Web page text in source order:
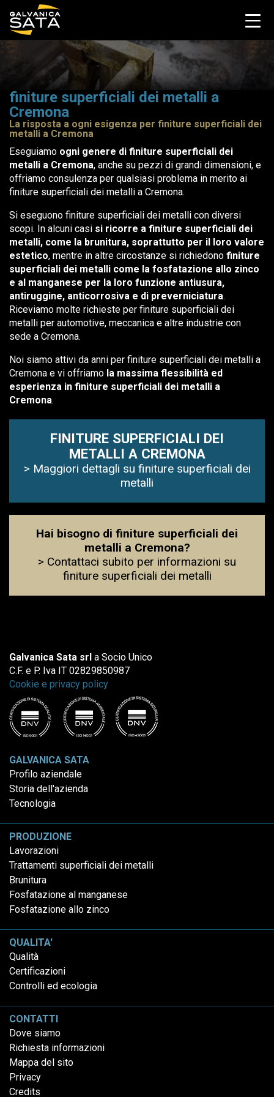
finiture superficiali dei metalli a
Cremona
La risposta a ogni esigenza per finiture superficiali dei
metalli a Cremona
Eseguiamo ogni genere di finiture superficiali dei
metalli a Cremona, anche su pezzi di grandi dimensioni, e
offriamo consulenza per qualsiasi problema in merito ai
finiture superficiali dei metalli a Cremona.
Si eseguono finiture superficiali dei metalli con diversi
scopi. In alcuni casi si ricorre a finiture superficiali dei
metalli, come la brunitura, soprattutto per il loro valore
estetico, mentre in altre circostanze si richiedono finiture
superficiali dei metalli come la fosfatazione allo zinco
e al manganese per la loro funzione antiusura,
antiruggine, anticorrosiva e di preverniciatura.
Riceviamo molte richieste per finiture superficiali dei
metalli per automotive, meccanica e altre industrie con
sede a Cremona.
Noi siamo attivi da anni per finiture superficiali dei metalli a
Cremona e vi offriamo la massima flessibilità ed
esperienza in finiture superficiali dei metalli a
Cremona.
FINITURE SUPERFICIALI DEI
METALLI A CREMONA
> Maggiori dettagli su finiture superficiali dei
metalli
Hai bisogno di finiture superficiali dei
metalli a Cremona?
> Contattaci subito per informazioni su
finiture superficiali dei metalli
Galvanica Sata srl a Socio Unico
C.F. e P. Iva IT 02829850987
Cookie e privacy policy
GALVANICA SATA
Profilo aziendale
Storia dell'azienda
Tecnologia
PRODUZIONE
Lavorazioni
Trattamenti superficiali dei metalli
Brunitura
Fosfatazione al manganese
Fosfatazione allo zinco
QUALITA'
Qualità
Certificazioni
Controlli ed ecologia
CONTATTI
Dove siamo
Richiesta informazioni
Mappa del sito
Privacy
Credits